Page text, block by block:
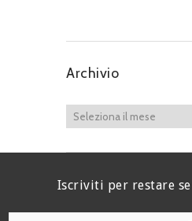
Archivio
Iscriviti per restare